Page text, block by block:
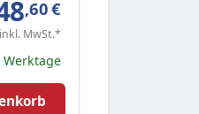
,60€
MwSt.*